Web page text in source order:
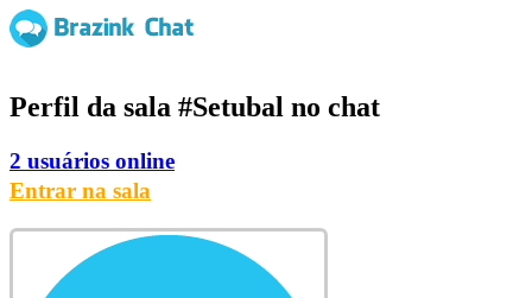
Perfil da sala #Setubal no chat
2 usuários online
Entrar na sala